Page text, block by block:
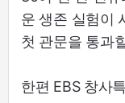
운 생존 실험이
첫 관문을 통과
한편 EBS 창사